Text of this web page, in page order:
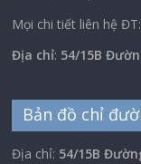
Mọi chi tiết liên hệ ĐT:
Địa chỉ: 54/15B
Bản đồ chỉ
Địa chỉ: 54/15B